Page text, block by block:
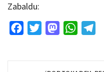
Zabaldu:
FacebookTwitterMastodon